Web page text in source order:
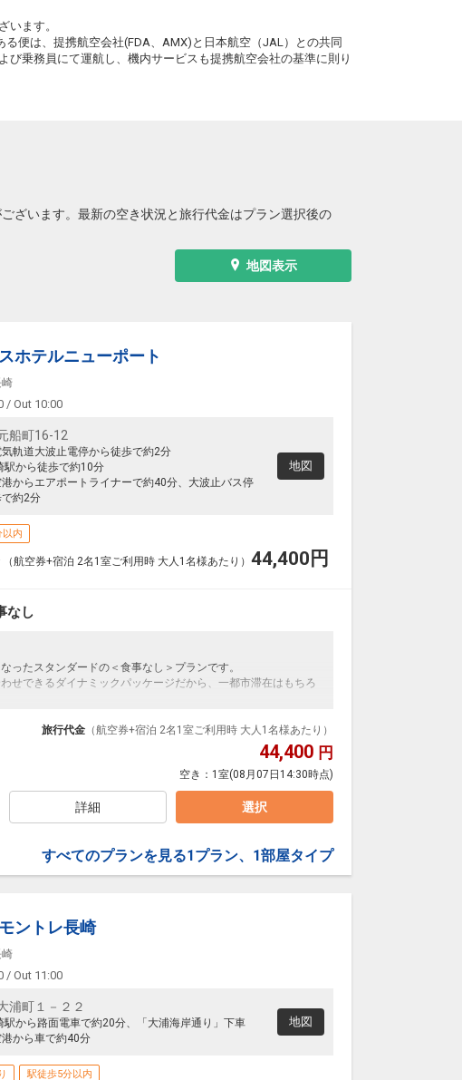
います。
便は、提携航空会社(FDA、AMX)と日本航空（JAL）との共同
乗務員にて運航し、機内サービスも提携航空会社の基準に則り
ざいます。最新の空き状況と旅行代金はプラン選択後の
地図表示
ホテルニューポート
/ Out 10:00
船町16-12
気軌道大波止電停から徒歩で約2分
駅から徒歩で約10分
港からエアポートライナーで約40分、大波止バス停
約2分
地図
以内
（航空券+宿泊 2名1室ご利用時 大人1名様あたり） 44,400 円
なし
ったスタンダードの＜食事なし＞プランです。
せできるダイナミックパッケージだから、一都市滞在はもちろ
イトマイルが50%貯まります。
旅行代金 （航空券+宿泊 2名1室ご利用時 大人1名様あたり）
44,400 円
空き： 1室(08月07日14:30時点)
詳細 選択
すべてのプランを見る1プラン、1部屋タイプ
ントレ長崎
/ Out 11:00
浦町１－２２
駅から路面電車で約20分、「大浦海岸通り」下車
港から車で約40分
地図
駅徒歩5分以内